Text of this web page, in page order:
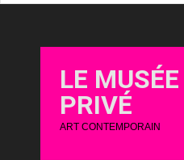
LE MUSÉE
PRIVÉ
ART CONTEMPORAIN